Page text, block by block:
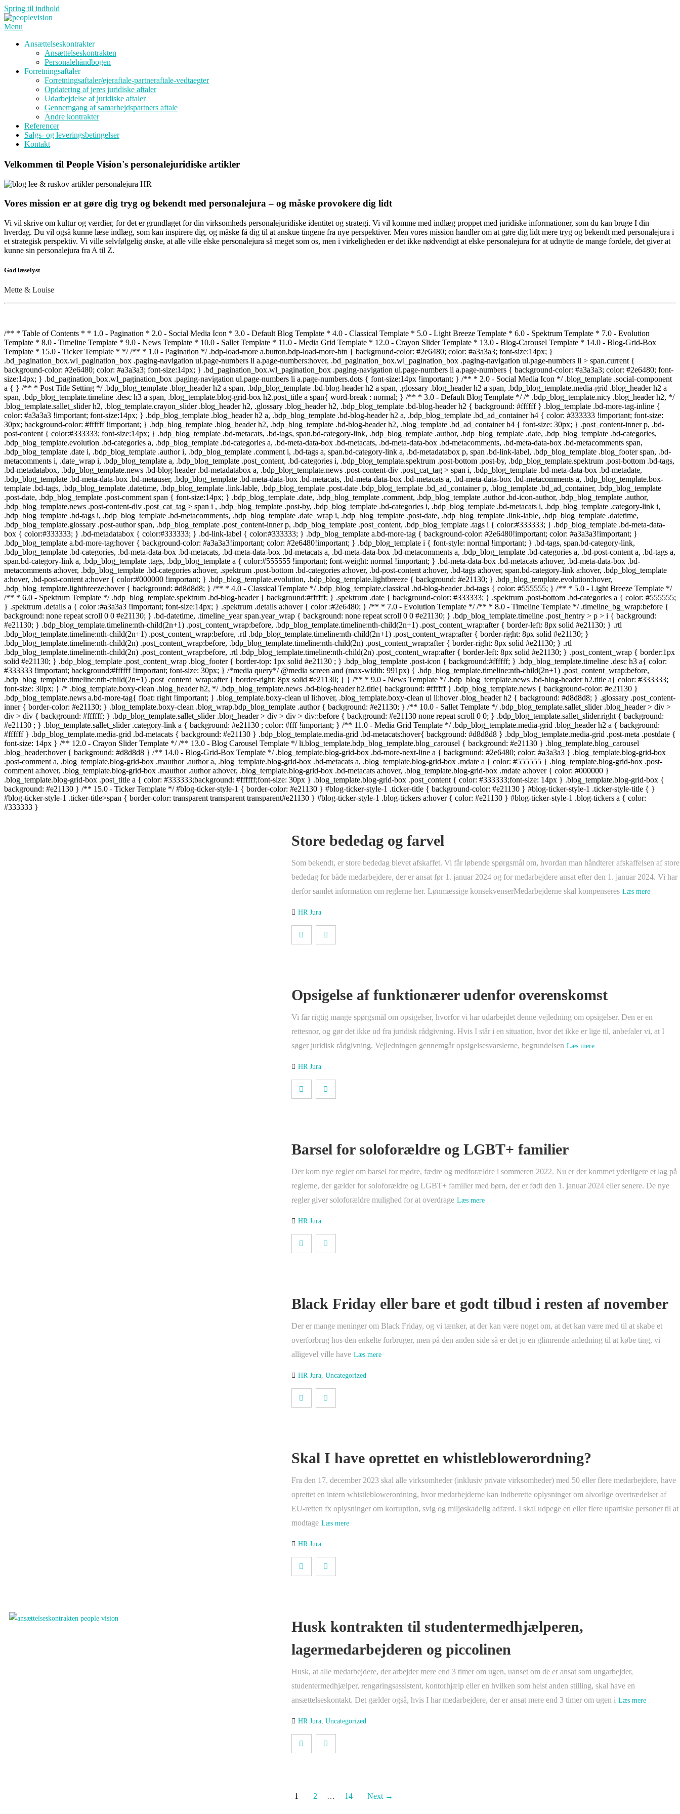
Spring til indhold
Menu
Ansættelseskontrakter
Ansættelseskontrakten
Personalehåndbogen
Forretningsaftaler
Forretningsaftaler/ejeraftale-partneraftale-vedtaegter
Opdatering af jeres juridiske aftaler
Udarbejdelse af juridiske aftaler
Gennemgang af samarbejdspartners aftale
Andre kontrakter
Referencer
Salgs- og leveringsbetingelser
Kontakt
Velkommen til People Vision's personalejuridiske artikler
Vores mission er at gøre dig tryg og bekendt med personalejura – og måske provokere dig lidt
Vi vil skrive om kultur og værdier, for det er grundlaget for din virksomheds personalejuridiske identitet og strategi. Vi vil komme med indlæg proppet med juridiske informationer, som du kan bruge I din
hverdag. Du vil også kunne læse indlæg, som kan inspirere dig, og måske få dig til at anskue tingene fra nye perspektiver. Men vores mission handler om at gøre dig lidt mere tryg og bekendt med personalejura i
et strategisk perspektiv. Vi ville selvfølgelig ønske, at alle ville elske personalejura så meget som os, men i virkeligheden er det ikke nødvendigt at elske personalejura for at udnytte de mange fordele, det giver at
kunne sin personalejura fra A til Z.
God læselyst
Mette & Louise
/** * Table of Contents * * 1.0 - Pagination * 2.0 - Social Media Icon * 3.0 - Default Blog Template * 4.0 - Classical Template * 5.0 - Light Breeze Template * 6.0 - Spektrum Template * 7.0 - Evolution Template * 8.0 - Timeline Template * 9.0 - News Template * 10.0 - Sallet Template * 11.0 - Media Grid Template * 12.0 - Crayon Slider Template * 13.0 - Blog-Carousel Template * 14.0 - Blog-Grid-Box Template * 15.0 - Ticker Template * */ /** * 1.0 - Pagination */ .bdp-load-more a.button.bdp-load-more-btn { background-color: #2e6480; color: #a3a3a3; font-size:14px; } .bd_pagination_box.wl_pagination_box .paging-navigation ul.page-numbers li a.page-numbers:hover, .bd_pagination_box.wl_pagination_box .paging-navigation ul.page-numbers li > span.current { background-color: #2e6480; color: #a3a3a3; font-size:14px; } .bd_pagination_box.wl_pagination_box .paging-navigation ul.page-numbers li a.page-numbers { background-color: #a3a3a3; color: #2e6480; font-size:14px; } .bd_pagination_box.wl_pagination_box .paging-navigation ul.page-numbers li a.page-numbers.dots { font-size:14px !important; } /** * 2.0 - Social Media Icon */ .blog_template .social-component a { } /** * Post Title Setting */ .bdp_blog_template .blog_header h2 a span, .bdp_blog_template .bd-blog-header h2 a span, .glossary .blog_header h2 a span, .bdp_blog_template.media-grid .blog_header h2 a span, .bdp_blog_template.timeline .desc h3 a span, .blog_template.blog-grid-box h2.post_title a span{ word-break : normal; } /** * 3.0 - Default Blog Template */ /* .bdp_blog_template.nicy .blog_header h2, */ .blog_template.sallet_slider h2, .blog_template.crayon_slider .blog_header h2, .glossary .blog_header h2, .bdp_blog_template .bd-blog-header h2 { background: #ffffff } .blog_template .bd-more-tag-inline { color: #a3a3a3 !important; font-size:14px; } .bdp_blog_template .blog_header h2 a, .bdp_blog_template .bd-blog-header h2 a, .bdp_blog_template .bd_ad_container h4 { color: #333333 !important; font-size: 30px; background-color: #ffffff !important; } .bdp_blog_template .blog_header h2, .bdp_blog_template .bd-blog-header h2, .blog_template .bd_ad_container h4 { font-size: 30px; } .post_content-inner p, .bd-post-content { color:#333333; font-size:14px; } .bdp_blog_template .bd-metacats, .bd-tags, span.bd-category-link, .bdp_blog_template .author, .bdp_blog_template .date, .bdp_blog_template .bd-categories, .bdp_blog_template.evolution .bd-categories a, .bdp_blog_template .bd-categories a, .bd-meta-data-box .bd-metacats, .bd-meta-data-box .bd-metacomments, .bd-meta-data-box .bd-metacomments span, .bdp_blog_template .date i, .bdp_blog_template .author i, .bdp_blog_template .comment i, .bd-tags a, span.bd-category-link a, .bd-metadatabox p, span .bd-link-label, .bdp_blog_template .blog_footer span, .bd-metacomments i, .date_wrap i, .bdp_blog_template a, .bdp_blog_template .post_content, .bd-categories i, .bdp_blog_template.spektrum .post-bottom .post-by, .bdp_blog_template.spektrum .post-bottom .bd-tags, .bd-metadatabox, .bdp_blog_template.news .bd-blog-header .bd-metadatabox a, .bdp_blog_template.news .post-content-div .post_cat_tag > span i, .bdp_blog_template .bd-meta-data-box .bd-metadate, .bdp_blog_template .bd-meta-data-box .bd-metauser, .bdp_blog_template .bd-meta-data-box .bd-metacats, .bd-meta-data-box .bd-metacats a, .bd-meta-data-box .bd-metacomments a, .bdp_blog_template.box-template .bd-tags, .bdp_blog_template .datetime, .bdp_blog_template .link-lable, .bdp_blog_template .post-date .bdp_blog_template .bd_ad_container p, .blog_template .bd_ad_container, .bdp_blog_template .post-date, .bdp_blog_template .post-comment span { font-size:14px; } .bdp_blog_template .date, .bdp_blog_template .comment, .bdp_blog_template .author .bd-icon-author, .bdp_blog_template .author, .bdp_blog_template.news .post-content-div .post_cat_tag > span i , .bdp_blog_template .post-by, .bdp_blog_template .bd-categories i, .bdp_blog_template .bd-metacats i, .bdp_blog_template .category-link i, .bdp_blog_template .bd-tags i, .bdp_blog_template .bd-metacomments, .bdp_blog_template .date_wrap i, .bdp_blog_template .post-date, .bdp_blog_template .link-lable, .bdp_blog_template .datetime, .bdp_blog_template.glossary .post-author span, .bdp_blog_template .post_content-inner p, .bdp_blog_template .post_content, .bdp_blog_template .tags i { color:#333333; } .bdp_blog_template .bd-meta-data-box { color:#333333; } .bd-metadatabox { color:#333333; } .bd-link-label { color:#333333; } .bdp_blog_template a.bd-more-tag { background-color: #2e6480!important; color: #a3a3a3!important; } .bdp_blog_template a.bd-more-tag:hover { background-color: #a3a3a3!important; color: #2e6480!important; } .bdp_blog_template i { font-style: normal !important; } .bd-tags, span.bd-category-link, .bdp_blog_template .bd-categories, .bd-meta-data-box .bd-metacats, .bd-meta-data-box .bd-metacats a, .bd-meta-data-box .bd-metacomments a, .bdp_blog_template .bd-categories a, .bd-post-content a, .bd-tags a, span.bd-category-link a, .bdp_blog_template .tags, .bdp_blog_template a { color:#555555 !important; font-weight: normal !important; } .bd-meta-data-box .bd-metacats a:hover, .bd-meta-data-box .bd-metacomments a:hover, .bdp_blog_template .bd-categories a:hover, .spektrum .post-bottom .bd-categories a:hover, .bd-post-content a:hover, .bd-tags a:hover, span.bd-category-link a:hover, .bdp_blog_template a:hover, .bd-post-content a:hover { color:#000000 !important; } .bdp_blog_template.evolution, .bdp_blog_template.lightbreeze { background: #e21130; } .bdp_blog_template.evolution:hover, .bdp_blog_template.lightbreeze:hover { background: #d8d8d8; } /** * 4.0 - Classical Template */ .bdp_blog_template.classical .bd-blog-header .bd-tags { color: #555555; } /** * 5.0 - Light Breeze Template */ /** * 6.0 - Spektrum Template */ .bdp_blog_template.spektrum .bd-blog-header { background:#ffffff; } .spektrum .date { background-color: #333333; } .spektrum .post-bottom .bd-categories a { color: #555555; } .spektrum .details a { color :#a3a3a3 !important; font-size:14px; } .spektrum .details a:hover { color :#2e6480; } /** * 7.0 - Evolution Template */ /** * 8.0 - Timeline Template */ .timeline_bg_wrap:before { background: none repeat scroll 0 0 #e21130; } .bd-datetime, .timeline_year span.year_wrap { background: none repeat scroll 0 0 #e21130; } .bdp_blog_template.timeline .post_hentry > p > i { background: #e21130; } .bdp_blog_template.timeline:nth-child(2n+1) .post_content_wrap:before, .bdp_blog_template.timeline:nth-child(2n+1) .post_content_wrap:after { border-left: 8px solid #e21130; } .rtl .bdp_blog_template.timeline:nth-child(2n+1) .post_content_wrap:before, .rtl .bdp_blog_template.timeline:nth-child(2n+1) .post_content_wrap:after { border-right: 8px solid #e21130; } .bdp_blog_template.timeline:nth-child(2n) .post_content_wrap:before, .bdp_blog_template.timeline:nth-child(2n) .post_content_wrap:after { border-right: 8px solid #e21130; } .rtl .bdp_blog_template.timeline:nth-child(2n) .post_content_wrap:before, .rtl .bdp_blog_template.timeline:nth-child(2n) .post_content_wrap:after { border-left: 8px solid #e21130; } .post_content_wrap { border:1px solid #e21130; } .bdp_blog_template .post_content_wrap .blog_footer { border-top: 1px solid #e21130 ; } .bdp_blog_template .post-icon { background:#ffffff; } .bdp_blog_template.timeline .desc h3 a{ color: #333333 !important; background:#ffffff !important; font-size: 30px; } /*media query*/ @media screen and (max-width: 991px) { .bdp_blog_template.timeline:nth-child(2n+1) .post_content_wrap:before, .bdp_blog_template.timeline:nth-child(2n+1) .post_content_wrap:after { border-right: 8px solid #e21130; } } /** * 9.0 - News Template */ .bdp_blog_template.news .bd-blog-header h2.title a{ color: #333333; font-size: 30px; } /* .blog_template.boxy-clean .blog_header h2, */ .bdp_blog_template.news .bd-blog-header h2.title{ background: #ffffff } .bdp_blog_template.news { background-color: #e21130 } .bdp_blog_template.news a.bd-more-tag{ float: right !important; } .blog_template.boxy-clean ul li:hover, .blog_template.boxy-clean ul li:hover .blog_header h2 { background: #d8d8d8; } .glossary .post_content-inner { border-color: #e21130; } .blog_template.boxy-clean .blog_wrap.bdp_blog_template .author { background: #e21130; } /** 10.0 - Sallet Template */ .bdp_blog_template.sallet_slider .blog_header > div > div > div { background: #ffffff; } .bdp_blog_template.sallet_slider .blog_header > div > div > div::before { background: #e21130 none repeat scroll 0 0; } .bdp_blog_template.sallet_slider.right { background: #e21130 ; } .blog_template.sallet_slider .category-link a { background: #e21130 ; color: #fff !important; } /** 11.0 - Media Grid Template */ .bdp_blog_template.media-grid .blog_header h2 a { background: #ffffff } .bdp_blog_template.media-grid .bd-metacats { background: #e21130 } .bdp_blog_template.media-grid .bd-metacats:hover{ background: #d8d8d8 } .bdp_blog_template.media-grid .post-meta .postdate { font-size: 14px } /** 12.0 - Crayon Slider Template */ /** 13.0 - Blog Carousel Template */ li.blog_template.bdp_blog_template.blog_carousel { background: #e21130 } .blog_template.blog_carousel .blog_header:hover { background: #d8d8d8 } /** 14.0 - Blog-Grid-Box Template */ .blog_template.blog-grid-box .bd-more-next-line a { background: #2e6480; color: #a3a3a3 } .blog_template.blog-grid-box .post-comment a, .blog_template.blog-grid-box .mauthor .author a
Store bededag og farvel
Som bekendt, er store bededag blevet afskaffet. Vi får løbende spørgsmål om, hvordan man håndterer afskaffelsen af store
bededag for både medarbejdere, der er ansat før 1. januar 2024 og for medarbejdere ansat efter den 1. januar 2024. Vi har
derfor samlet information om reglerne her. Lønmæssige konsekvenserMedarbejderne skal kompenseres Læs mere
HR Jura
Opsigelse af funktionærer udenfor overenskomst
Vi får rigtig mange spørgsmål om opsigelser, hvorfor vi har udarbejdet denne vejledning om opsigelser. Den er en
rettesnor, og gør det ikke ud fra juridisk rådgivning. Hvis I står i en situation, hvor det ikke er lige til, anbefaler vi, at I
søger juridisk rådgivning. Vejledningen gennemgår opsigelsesvarslerne, begrundelsen Læs mere
HR Jura
Barsel for soloforældre og LGBT+ familier
Der kom nye regler om barsel for mødre, fædre og medforældre i sommeren 2022. Nu er der kommet yderligere et lag på
reglerne, der gælder for soloforældre og LGBT+ familier med børn, der er født den 1. januar 2024 eller senere. De nye
regler giver soloforældre mulighed for at overdrage Læs mere
HR Jura
Black Friday eller bare et godt tilbud i resten af november
Der er mange meninger om Black Friday, og vi tænker, at der kan være noget om, at det kan være med til at skabe et
overforbrug hos den enkelte forbruger, men på den anden side så er det jo en glimrende anledning til at købe ting, vi
alligevel ville have Læs mere
HR Jura, Uncategorized
Skal I have oprettet en whistleblowerordning?
Fra den 17. december 2023 skal alle virksomheder (inklusiv private virksomheder) med 50 eller flere medarbejdere, have
oprettet en intern whistleblowerordning, hvor medarbejderne kan indberette oplysninger om alvorlige overtrædelser af
EU-retten fx oplysninger om korruption, svig og miljøskadelig adfærd. I skal udpege en eller flere upartiske personer til at
modtage Læs mere
HR Jura
Husk kontrakten til studentermedhjælperen,
lagermedarbejderen og piccolinen
Husk, at alle medarbejdere, der arbejder mere end 3 timer om ugen, uanset om de er ansat som ungarbejder,
studentermedhjælper, rengøringsassistent, kontorhjælp eller en hvilken som helst anden stilling, skal have en
ansættelseskontakt. Det gælder også, hvis I har medarbejdere, der er ansat mere end 3 timer om ugen i Læs mere
HR Jura, Uncategorized
1 2 … 14 Next →